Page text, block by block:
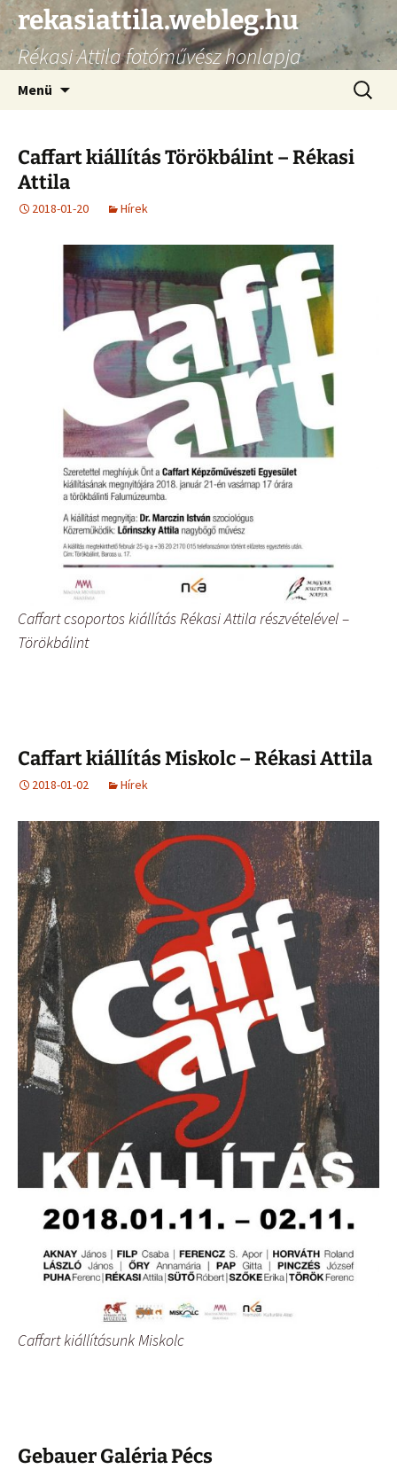
Ugrás
a
tartalomhoz
rekasiattila.webleg.hu
Rékasi Attila fotóművész honlapja
Menü
Caffart kiállítás Törökbálint – Rékasi
Attila
2018-01-20 Hírek
Caffart csoportos kiállítás Rékasi Attila részvételével –
Törökbálint
Caffart kiállítás Miskolc – Rékasi Attila
2018-01-02 Hírek
Caffart kiállításunk Miskolc
Gebauer Galéria Pécs